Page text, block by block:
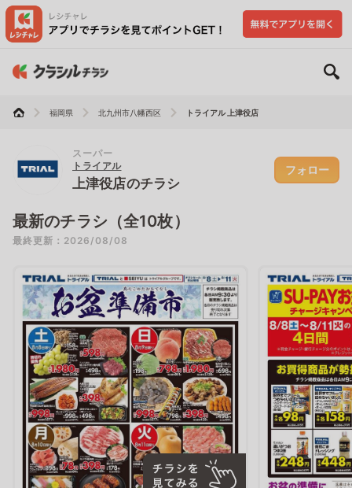
福岡県 北九州市八幡西区 トライアル 上津役店
スーパー
トライアル
上津役店のチラシ
フォロー
最新のチラシ（全10枚）
最終更新：2026/08/08